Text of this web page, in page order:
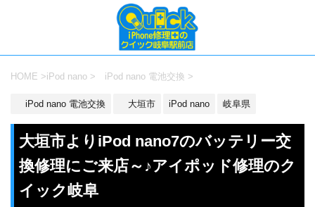
HOME >iPod nano > iPod nano 電池交換 >
iPod nano 電池交換 大垣市 iPod nano 岐阜県
大垣市よりiPod nano7のバッテリー交
換修理にご来店～♪アイポッド修理のク
イック岐阜